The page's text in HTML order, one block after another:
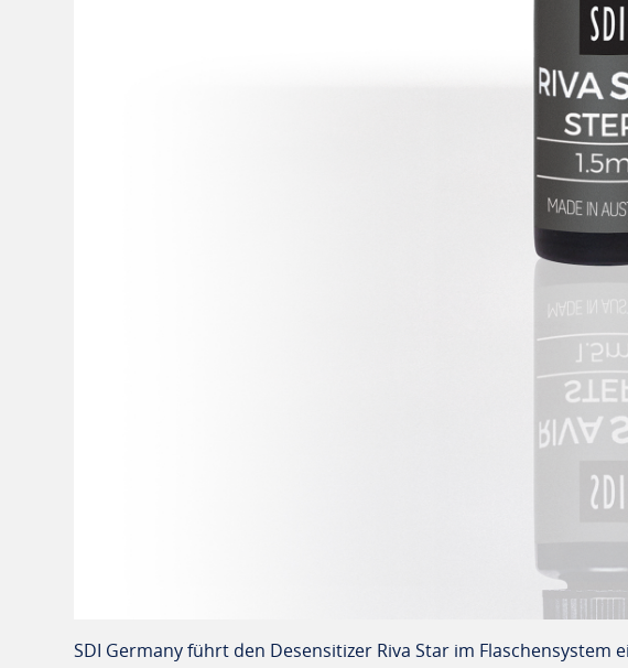
SDI Germany führt den Desensitizer Riva Star im